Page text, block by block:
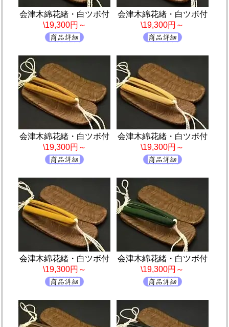
会津木綿花緒・白ツボ付
\19,300円～
会津木綿花緒・白ツボ付
\19,300円～
会津木綿花緒・白ツボ付
\19,300円～
会津木綿花緒・白ツボ付
\19,300円～
会津木綿花緒・白ツボ付
\19,300円～
会津木綿花緒・白ツボ付
\19,300円～